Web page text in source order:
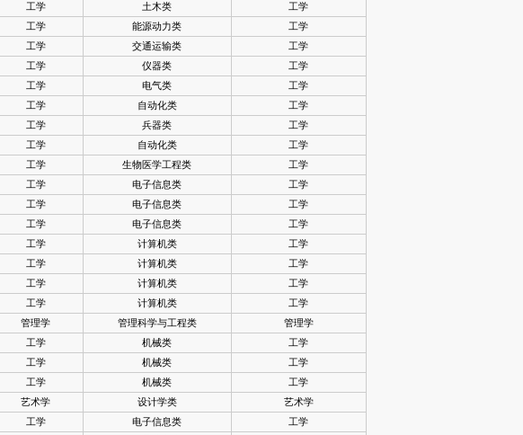
工学 土木类
工学
工学 能源动力类
工学
工学 交通运输类
工学
工学 仪器类
工学
工学 电气类
工学
工学 自动化类
工学
工学 兵器类
工学
工学 自动化类
工学
工学 生物医学工程类
工学
工学 电子信息类
工学
工学 电子信息类
工学
工学 电子信息类
工学
工学 计算机类
工学
工学 计算机类
工学
工学 计算机类
工学
工学 计算机类
工学
管理学 管理科学与工程类
管理学
工学 机械类
工学
工学 机械类
工学
工学 机械类
工学
艺术学 设计学类
艺术学
工学 电子信息类
工学